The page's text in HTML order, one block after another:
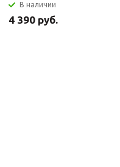
В наличии
4 390 руб.